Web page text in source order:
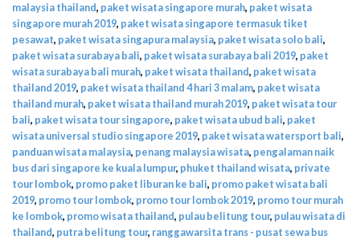
malaysia thailand, paket wisata singapore murah, paket wisata
singapore murah 2019, paket wisata singapore termasuk tiket
pesawat, paket wisata singapura malaysia, paket wisata solo bali,
paket wisata surabaya bali, paket wisata surabaya bali 2019, paket
wisata surabaya bali murah, paket wisata thailand, paket wisata
thailand 2019, paket wisata thailand 4 hari 3 malam, paket wisata
thailand murah, paket wisata thailand murah 2019, paket wisata tour
bali, paket wisata tour singapore, paket wisata ubud bali, paket
wisata universal studio singapore 2019, paket wisata watersport bali,
panduan wisata malaysia, penang malaysia wisata, pengalaman naik
bus dari singapore ke kuala lumpur, phuket thailand wisata, private
tour lombok, promo paket liburan ke bali, promo paket wisata bali
2019, promo tour lombok, promo tour lombok 2019, promo tour murah
ke lombok, promo wisata thailand, pulau belitung tour, pulau wisata di
thailand, putra belitung tour, ranggawarsita trans - pusat sewa bus